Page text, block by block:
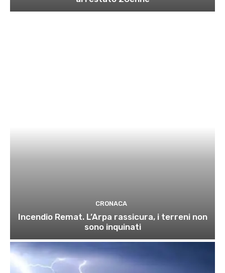
CRONACA
Incendio Remat. L’Arpa rassicura, i terreni non
sono inquinati